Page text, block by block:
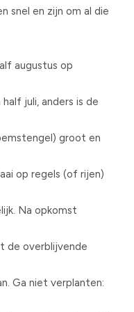
snel en zijn om al die
augustus op
juli, anders is de
groot en
op regels (of rijen)
Na opkomst
de overblijvende
Ga niet verplanten: